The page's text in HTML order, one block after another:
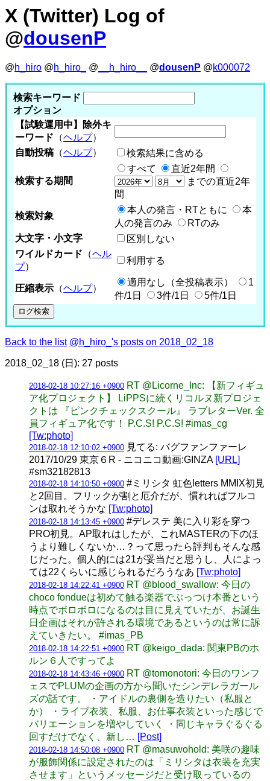
X (Twitter) Log of
@dousenP
@h_hiro @h_hiro_ @ __h_hiro__ @dousenP @k000072
検索キーワード
オプション
【試験運用中】除外キ
ーワード （ヘルプ）
自動投稿 （ヘルプ） 検索結果に含める
検索する期間
すべて
直近2年間
までの直近2年
間
検索対象
本人の発言・RTともに
本
人の発言のみ
RTのみ
大文字・小文字
区別しない
ワイルドカード （ヘル
プ）
利用する
圧縮表示 （ヘルプ）
適用なし（全投稿表示）
1
件/1日
3件/1日 5件/1日
Back to the list @h_hiro_'s posts on 2018_02_18
2018_02_18 (日): 27 posts
2018-02-18 10:27:16 +0900 RT @Licorne_Inc: 【新フィギュ
ア化プロジェクト】 LiPPSに続くリコルヌ新プロジェ
クトは 『ピンクチェックスクール』 ラブレターVer. 全
員フィギュア化です！ P.C.S! P.C.S! #imas_cg
[Tw:photo]
2018-02-18 12:10:02 +0900 見てる: バグファンファーレ
2017/10/29 東京６R - ニコニコ動画:GINZA [URL]
#sm32182813
2018-02-18 14:10:50 +0900 #ミリシタ 虹色letters MMIX初見
と2回目。フリックが割と厄介だが、慣れればフルコ
ンは取れそうかな [Tw:photo]
2018-02-18 14:13:45 +0900 #デレステ 美に入り彩を穿つ
PRO初見。AP取れはしたが、これMASTERの下のほ
うより難しくないか…？って思ったら評判もそんな感
じだった。個人的には21が妥当だと思うし、人によっ
ては22くらいに感じられるだろうなあ [Tw:photo]
2018-02-18 14:22:41 +0900 RT @blood_swallow: 今日の
choco fondueは初めて触る楽器でぶっつけ本番という
時点でボロボロになるのは目に見えていたが、お誕生
日企画はそれが許される環境であるというのは常に訴
えていきたい。 #imas_PB
2018-02-18 14:22:51 +0900 RT @keigo_dada: 関東PBのホ
ルン６人ですってよ
2018-02-18 14:43:46 +0900 RT @tomonotori: 今日のワンフ
ェスでPLUMの企画の方から聞いたシンデレラガール
ズの話です。 ・アイドルの裏側を造りたい（私服と
か） ・ライブ衣装、私服、お仕事衣装といった感じで
バリエーションを増やしていく ・同じキャラぐるぐる
回すだけでなく、新し… [Post]
2018-02-18 14:50:08 +0900 RT @masuwohold: 美咲の趣味
が服飾関係に設定されたのは「ミリシタは衣装を充実
させます」というメッセージだと受け取っているの